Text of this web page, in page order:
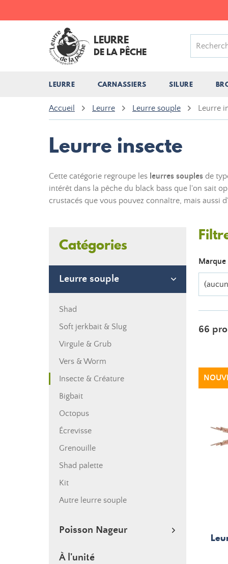
LEURRE
DE LA PÊCHE
LEURRE CARNASSIERS SILURE
Accueil Leurre Leurre souple Leurre
Leurre insecte
Cette catégorie regroupe les leurres souples de
intérêt dans la pêche du black bass que l'on sait
crustacés que vous pouvez connaître, mais aussi
Catégories
Leurre souple
Shad
Soft jerkbait & Slug
Virgule & Grub
Vers & Worm
Insecte & Créature
Bigbait
Octopus
Écrevisse
Grenouille
Shad palette
Kit
Autre leurre souple
Poisson Nageur
À l'unité
Marque
66